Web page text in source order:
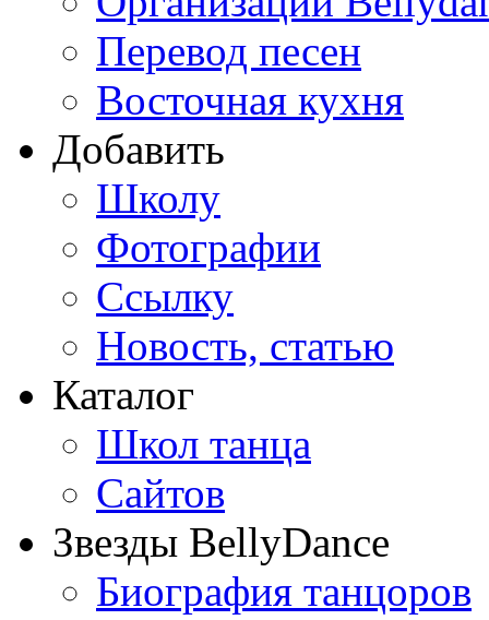
Перевод песен
Восточная кухня
Добавить
Школу
Фотографии
Ссылку
Новость, статью
Каталог
Школ танца
Сайтов
Звезды BellyDance
Биография танцоров